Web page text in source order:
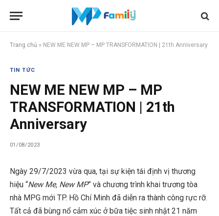
Trang chủ » NEW ME NEW MP – MP TRANSFORMATION | 21th Anniversary
TIN TỨC
NEW ME NEW MP – MP
TRANSFORMATION | 21th
Anniversary
01/08/2023
Ngày 29/7/2023 vừa qua, tại sự kiện tái định vị thương
hiệu “New Me, New MP” và chương trình khai trương tòa
nhà MPG mới TP. Hồ Chí Minh đã diễn ra thành công rực rỡ.
Tất cả đã bùng nổ cảm xúc ở bữa tiệc sinh nhật 21 năm